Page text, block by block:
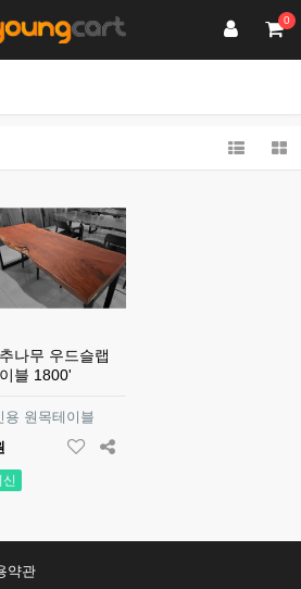
0
나무 우드슬랩
블 1800'
용 원목테이블
신
약관